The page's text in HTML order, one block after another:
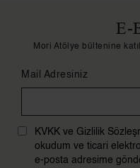
E-
Mori Atölye bültenine
Mail Adresiniz
KVKK ve Gizlilik
okudum ve ticari
e-posta adresime